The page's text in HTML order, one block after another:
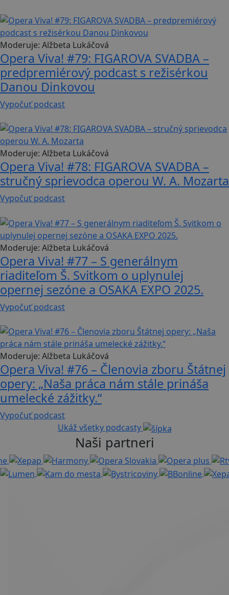
Moderuje: Alžbeta Lukáčová
Opera Viva! #79: FIGAROVA SVADBA –
predpremiérový podcast s režisérkou
Danou Dinkovou
Vypočuť podcast
Moderuje: Alžbeta Lukáčová
Opera Viva! #78: FIGAROVA SVADBA –
stručný sprievodca operou W. A. Mozarta
Vypočuť podcast
Moderuje: Alžbeta Lukáčová
Opera Viva! #77 – S generálnym
riaditeľom Š. Svitkom o uplynulej
opernej sezóne a OSAKA EXPO 2025.
Vypočuť podcast
Moderuje: Alžbeta Lukáčová
Opera Viva! #76 – Členovia zboru Štátnej
opery: „Naša práca nám stále prináša
umelecké zážitky.“
Vypočuť podcast
Ukáž všetky podcasty
Naši partneri